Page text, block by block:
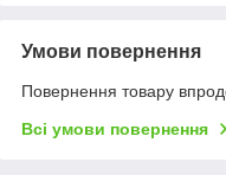
Умови повернення
Повернення товару
Всі умови повернення